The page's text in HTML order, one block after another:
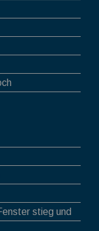
stieg und